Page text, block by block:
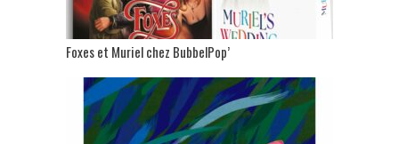
Foxes et Muriel chez BubbelPop’